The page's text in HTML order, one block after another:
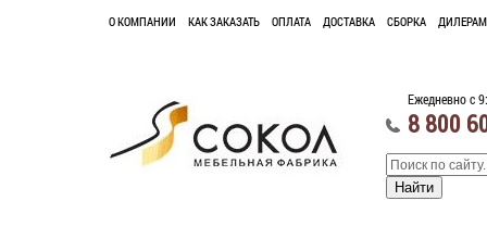
О КОМПАНИИ КАК ЗАКАЗАТЬ ОПЛАТА ДОСТАВКА СБОРКА ДИЛЕРАМ
Ежедневно с
8 800